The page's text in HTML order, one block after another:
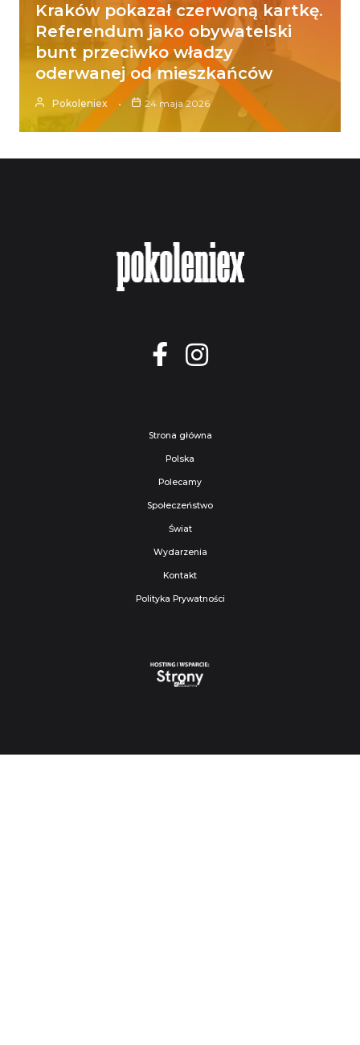
Kraków pokazał czerwoną kartkę.
Referendum jako obywatelski
bunt przeciwko władzy
oderwanej od mieszkańców
Pokoleniex 24 maja 2026
Strona główna
Polska
Polecamy
Społeczeństwo
Świat
Wydarzenia
Kontakt
Polityka Prywatności